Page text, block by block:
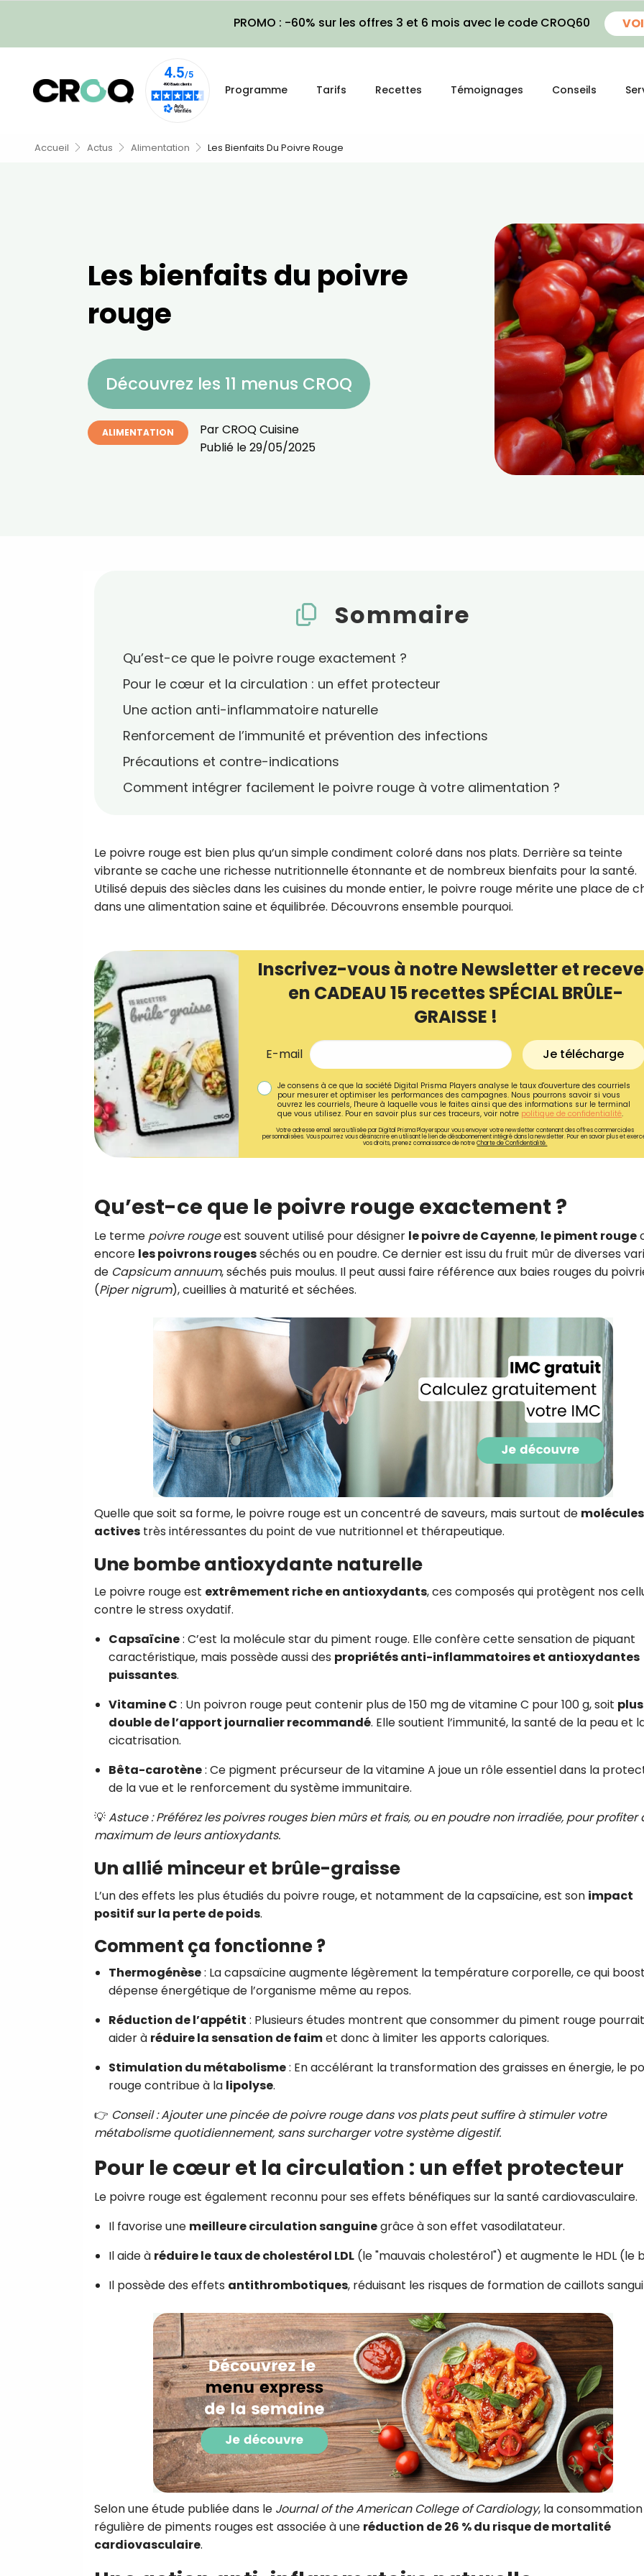
PROMO : -60% sur les offres 3 et 6 mois avec le code CROQ60
Programme Tarifs Recettes Témoignages Conseils
Accueil Actus Alimentation Les Bienfaits Du Poivre Rouge
Les bienfaits du poivre
rouge
Découvrez les 11 menus CROQ
ALIMENTATION ParCROQ Cuisine
Publié le29/05/2025
Sommaire
Qu’est-ce que le poivre rouge exactement ?
Pour le cœur et la circulation : un effet protecteur
Une action anti-inflammatoire naturelle
Renforcement de l’immunité et prévention des infections
Précautions et contre-indications
Comment intégrer facilement le poivre rouge à votre alimentation ?
Le poivre rouge est bien plus qu’un simple condiment coloré dans nos plats. Derrière sa teinte
vibrante se cache une richesse nutritionnelle étonnante et de nombreux bienfaits pour la santé.
Utilisé depuis des siècles dans les cuisines du monde entier, le poivre rouge mérite une place de
dans une alimentation saine et équilibrée. Découvrons ensemble pourquoi.
Inscrivez-vous à notre Newsletter et
en CADEAU 15 recettes SPÉCIAL BRÛLE-
GRAISSE !
E-mail Je télécharge
Je consens à ce que la société Digital Prisma Players analyse le taux d'ouverture des courriels
pour mesurer et optimiser les performances des campagnes. Nous pourrons savoir si vous
ouvrez les courriels, l'heure à laquelle vous le faites ainsi que des informations sur le terminal
que vous utilisez. Pour en savoir plus sur ces traceurs, voir notre politique de confidentialité.
Votre adresse email sera utilisée par Digital Prisma Playerspour vous envoyer votre newsletter contenant des offres commerciales
personnalisées. Vous pourrez vous désinscrire en utilisant le lien de désabonnement intégré dans la newsletter. Pour en savoir plus et
vos droits, prenez connaissance de notreCharte de Confidentialité.
Qu’est-ce que le poivre rouge exactement ?
Le terme poivre rougeest souvent utilisé pour désigner le poivre de Cayenne, le piment rouge
encore les poivrons rougesséchés ou en poudre. Ce dernier est issu du fruit mûr de diverses
de Capsicum annuum, séchés puis moulus. Il peut aussi faire référence aux baies rouges du
(Piper nigrum), cueillies à maturité et séchées.
Quelle que soit sa forme, le poivre rouge est un concentré de saveurs, mais surtout de molécules
actives très intéressantes du point de vue nutritionnel et thérapeutique.
Une bombe antioxydante naturelle
Le poivre rouge est extrêmement riche en antioxydants, ces composés qui protègent nos
contre le stress oxydatif.
Capsaïcine: C’est la molécule star du piment rouge. Elle confère cette sensation de piquant
caractéristique, mais possède aussi des propriétés anti-inflammatoires et antioxydantes
puissantes.
Vitamine C : Un poivron rouge peut contenir plus de 150 mg de vitamine C pour 100 g, soit
double de l’apport journalier recommandé. Elle soutient l’immunité, la santé de la peau et
cicatrisation.
Bêta-carotène: Ce pigment précurseur de la vitamine A joue un rôle essentiel dans la
de la vue et le renforcement du système immunitaire.
💡Astuce : Préférez les poivres rouges bien mûrs et frais, ou en poudre non irradiée, pour profiter
maximum de leurs antioxydants.
Un allié minceur et brûle-graisse
L’un des effets les plus étudiés du poivre rouge, et notamment de la capsaïcine, est son impact
positif sur la perte de poids.
Comment ça fonctionne ?
Thermogénèse: La capsaïcine augmente légèrement la température corporelle, ce qui
dépense énergétique de l’organisme même au repos.
Réduction de l’appétit : Plusieurs études montrent que consommer du piment rouge pourrait
aider à réduire la sensation de faimet donc à limiter les apports caloriques.
Stimulation du métabolisme: En accélérant la transformation des graisses en énergie, le
rouge contribue à la lipolyse.
👉 Conseil : Ajouter une pincée de poivre rouge dans vos plats peut suffire à stimuler votre
métabolisme quotidiennement, sans surcharger votre système digestif.
Pour le cœur et la circulation : un effet protecteur
Le poivre rouge est également reconnu pour ses effets bénéfiques sur la santé cardiovasculaire.
Il favorise une meilleure circulation sanguinegrâce à son effet vasodilatateur.
Il aide à réduire le taux de cholestérol LDL (le "mauvais cholestérol") et augmente le HDL (le
Il possède des effets antithrombotiques, réduisant les risques de formation de caillots
Selon une étude publiée dans le Journal of the American College of Cardiology, la consommation
régulière de piments rouges est associée à une réduction de 26 % du risque de mortalité
cardiovasculaire.
Recevez
recettes inédites de
!
Ainsi que la newsletter
Je consens à ce que la société
Prisma Players analyse le taux
des courriels pour mesurer et
performances des campagnes.
pourrons savoir si vous ouvrez les
l'heure à laquelle vous le faites
des informations sur le terminal
utilisez. Pour en savoir plus sur ces
politique de
Je reçois mon cadeau !
Votre adresse email sera utilisée par Digital Prisma